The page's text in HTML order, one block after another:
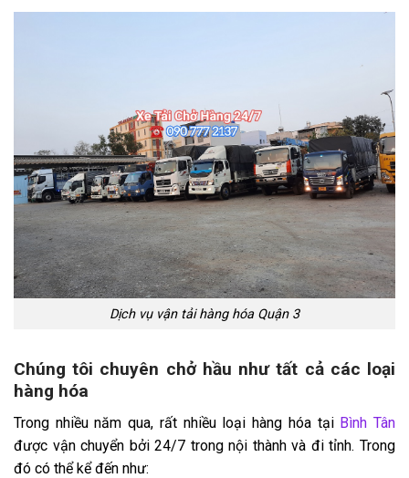
Dịch vụ vận tải hàng hóa Quận 3
Chúng tôi chuyên chở hầu như tất cả các loại
hàng hóa
Trong nhiều năm qua, rất nhiều loại hàng hóa tại Bình Tân
được vận chuyển bởi 24/7 trong nội thành và đi tỉnh. Trong
đó có thể kể đến như: